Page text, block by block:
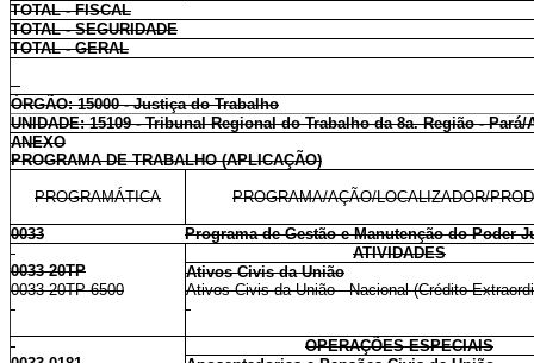
TOTAL - FISCAL
TOTAL - SEGURIDADE
TOTAL - GERAL
ÓRGÃO: 15000 - Justiça do Trabalho
UNIDADE: 15109 - Tribunal Regional do Trabalho da 8a. Região - Pará/
ANEXO
PROGRAMA DE TRABALHO (APLICAÇÃO)
PROGRAMÁTICA PROGRAMA/AÇÃO/LOCALIZADOR/
0033
Programa de Gestão e Manutenção do Poder
ATIVIDADES
0033 20TP
Ativos Civis da União
0033 20TP 6500
Ativos Civis da União - Nacional (Crédito
OPERAÇÕES ESPECIAIS